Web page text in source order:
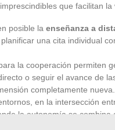
que facilitan la
posible la enseñanza a
una cita individual
la cooperación permiten
o seguir el avance de
completamente nueva.
en la intersección
la autonomía se combina